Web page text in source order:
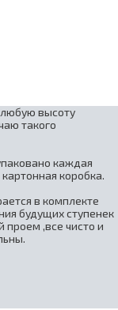
высоту
такого
каждая
коробка.
в комплекте
будущих ступенек
,все чисто и